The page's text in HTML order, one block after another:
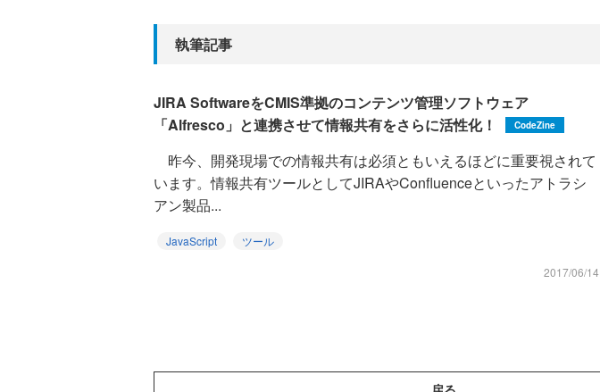
執筆記事
JIRA SoftwareをCMIS準拠のコンテンツ管理ソフトウェア
「Alfresco」と連携させて情報共有をさらに活性化！
CodeZine
昨今、開発現場での情報共有は必須ともいえるほどに重要視されて
います。情報共有ツールとしてJIRAやConfluenceといったアトラシ
アン製品...
JavaScript ツール
2017/06/14